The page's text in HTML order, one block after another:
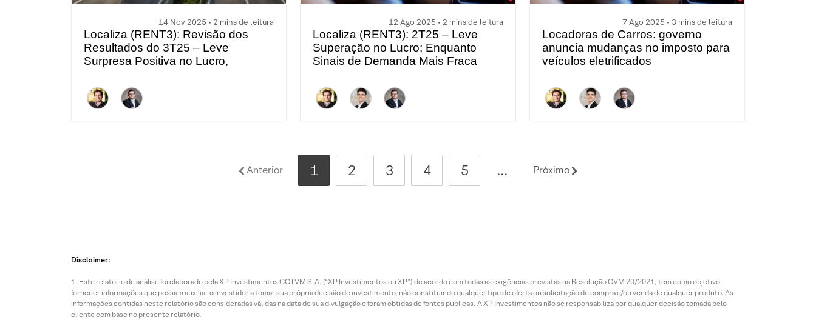
14 Nov 2025 • 2 mins de leitura
Localiza (RENT3): Revisão dos
Resultados do 3T25 – Leve
Surpresa Positiva no Lucro,
PIS/COFINS em Gestão de Frotas
12 Ago 2025 • 2 mins de leitura
Localiza (RENT3): 2T25 – Leve
Superação no Lucro; Enquanto
Sinais de Demanda Mais Fraca
7 Ago 2025 • 3 mins de leitura
Locadoras de Carros: governo
anuncia mudanças no imposto para
veículos eletrificados
Anterior 1 2 3 4 5 ... Próximo
Disclaimer:
Este relatório de análise foi elaborado pela XP Investimentos CCTVM S.A. (“XP Investimentos ou XP”) de acordo com todas as exigências previstas na Resolução CVM 20/2021, tem como objetivo
fornecer informações que possam auxiliar o investidor a tomar sua própria decisão de investimento, não constituindo qualquer tipo de oferta ou solicitação de compra e/ou venda de qualquer produto. As
informações contidas neste relatório são consideradas válidas na data de sua divulgação e foram obtidas de fontes públicas. A XP Investimentos não se responsabiliza por qualquer decisão tomada pelo
cliente com base no presente relatório.